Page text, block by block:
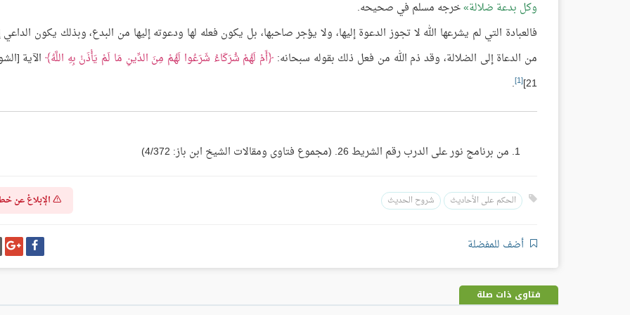
وكل بدعة ضلالة خرجه مسلم في صحيحه.
فالعبادة التي لم يشرعها الله لا تجوز الدعوة إليها، ولا يؤجر صاحبها، بل يكون فعله لها ودعوته إليها من البدع، وبذلك يكون الداعي
من الدعاة إلى الضلالة، وقد ذم الله من فعل ذلك بقوله سبحانه: أَمْ لَهُمْ شُرَكَاءُ شَرَعُوا لَهُمْ مِنَ الدِّينِ مَا لَمْ يَأْذَنْ بِهِ اللَّهُ الآية
21]
[1]
.
من برنامج نور على الدرب رقم الشريط 26. (مجموع فتاوى ومقالات الشيخ ابن باز: 4/372)
الحكم على الأحاديث شروح الحديث الإبلاغ عن
أضف للمفضلة شارك
على
فيسبوك
فتاوى ذات صلة